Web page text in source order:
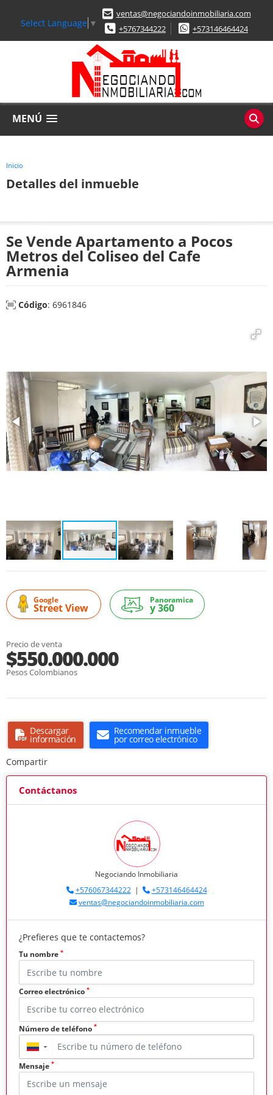
Select Language ▼
ventas@negociandoinmobiliaria.com
+5767344222
+573146464424
MENÚ
Inicio
Detalles del inmueble
Se Vende Apartamento a Pocos
Metros del Coliseo del Cafe
Armenia
Código: 6961846
Google
Street View
Panoramica
y 360
Precio de venta
$550.000.000
Pesos Colombianos
Descargar
información
Recomendar inmueble
por correo electrónico
Compartir
Contáctanos
Negociando Inmobiliaria
+576067344222|
+573146464424
ventas@negociandoinmobiliaria.com
¿Prefieres que te contactemos?
Tu nombre *
Correo electrónico *
Número de teléfono *
▼
Mensaje *